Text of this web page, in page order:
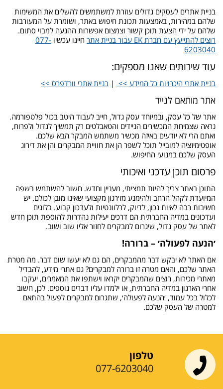
בניית אתרים לעסקים גדולים עוזרת למשתמשים להשלים את המשימות
שלהם במהירות, באמצעות תכונת חיפוש באתר, ושומרת על המעורבות
שלהם על ידי הצעת תוכן קשור וצמצום אפשרות ההגעה למבוי סתום.
רוצים להתייעץ עם חברת EK עבור בניית אתר
חייגו עכשיו 077-
6203040
עוד שירותים שאנו מספקים:
בניית אתרי היכרויות כל המידע >> | בניית אתרי וורדפרס >>
אתר מותאם לנייד
אתר של כל עסק, ובמיוחד עסק גדול, חייב לעבוד היטב בכול פלטפורמה.
נראה שצמיחת המכשירים הניידים והטאבלטים רק תמשיך לגדול ולפרוח,
ואתם הרי לא יודעים באיזה מכשיר משתמש המבקר הבא שלכם.
אופטימיזציה למובייל תוכל לשפר הן את חוויית המבקרים והן את דירוג
העסק שלכם במנועי החיפוש.
פרסום תוכן עדכני ואיכותי
התוכן באתר צריך להיות תמציתי, מעניין וחדש. חשוב להשתמש בשפה
המיועדת לקהל הרחב ולהימנע מז׳רגון מקצועי שאינו מובן לכולם. יש
חשיבות רבה לאיות נכון, לדיוק, לרלוונטיות ולעדכון קבוע. בלוגים
ועדכונים במדיה החברתית הם דרכים יעילות נהדרות להוספת תוכן חדש
לאתר של עסק גדול, שיגרום למבקרים לחזור אליו שוב ושוב.
׳הנעה לפעולה׳ – ברורה!
אם האתר לא יבקש דבר מהמבקרים, הם גם לא יעשו שום דבר. מה מטרת
האתר שלכם, והאם מטרה זו ברורה למבקרים? גם אתרי מידע, להבדיל
מאתרי מכירות, רוצים שהמבקרים יקראו וישתפו את המאמרים, יעקבו
אחרי הארגון במדיה החברתית, או ילמדו עליו דברים נוספים. לכן, חשוב
לכלול בכל עמוד, ׳הנעה לפעולה׳, שתגרום למבקרים לפעול בהתאם
למטרה של העסק שלכם.
טלפון
077-6203040